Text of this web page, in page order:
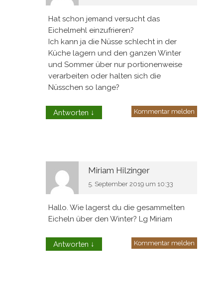
Hat schon jemand versucht das
Eichelmehl einzufrieren?
Ich kann ja die Nüsse schlecht in der
Küche lagern und den ganzen Winter
und Sommer über nur portionenweise
verarbeiten oder halten sich die
Nüsschen so lange?
Antworten ↓ Kommentar melden
Miriam Hilzinger
5. September 2019 um 10:33
Hallo. Wie lagerst du die gesammelten
Eicheln über den Winter? Lg Miriam
Antworten ↓ Kommentar melden